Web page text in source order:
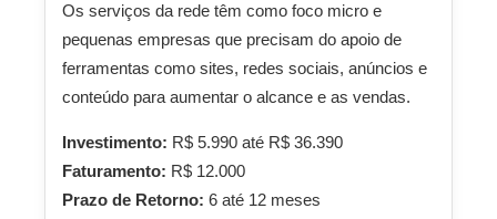
Os serviços da rede têm como foco micro e
pequenas empresas que precisam do apoio de
ferramentas como sites, redes sociais, anúncios e
conteúdo para aumentar o alcance e as vendas.
Investimento: R$ 5.990 até R$ 36.390
Faturamento: R$ 12.000
Prazo de Retorno: 6 até 12 meses